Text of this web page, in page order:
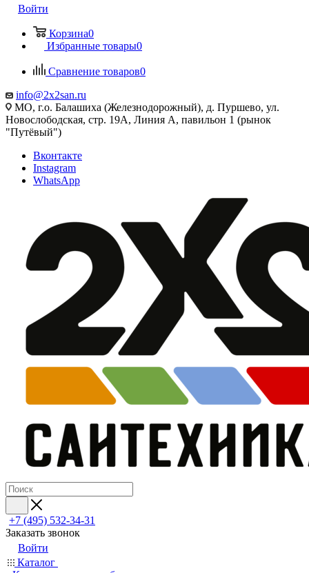
Войти
Корзина0
Избранные товары0
Сравнение товаров0
info@2x2san.ru
МО, г.о. Балашиха (Железнодорожный), д. Пуршево, ул.
Новослободская, стр. 19А, Линия А, павильон 1 (рынок
"Путёвый")
Вконтакте
Instagram
WhatsApp
+7 (495) 532‑34‑31
Заказать звонок
Войти
Каталог